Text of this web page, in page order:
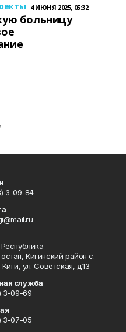
4 ИЮНЯ 2025, 05:32
больницу
3-09-84
Кигинский район с.
ул. Советская, д.13
служба
3-09-69
3-07-05